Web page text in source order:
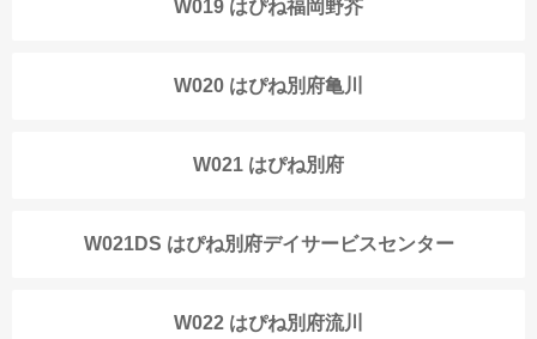
W019 はぴね福岡野芥
W020 はぴね別府亀川
W021 はぴね別府
W021DS はぴね別府デイサービスセンター
W022 はぴね別府流川